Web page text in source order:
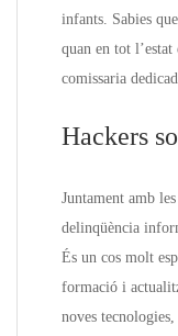
infants. Sabies
quan en tot
comissaria
Hackers
Juntament amb
delinqüència
És un cos molt
formació i
noves